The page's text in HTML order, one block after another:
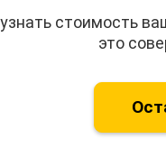
стоимость
это